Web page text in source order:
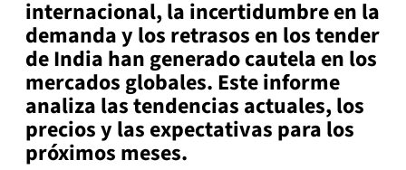
internacional, la incertidumbre en la
demanda y los retrasos en los tender
de India han generado cautela en los
mercados globales. Este informe
analiza las tendencias actuales, los
precios y las expectativas para los
próximos meses.